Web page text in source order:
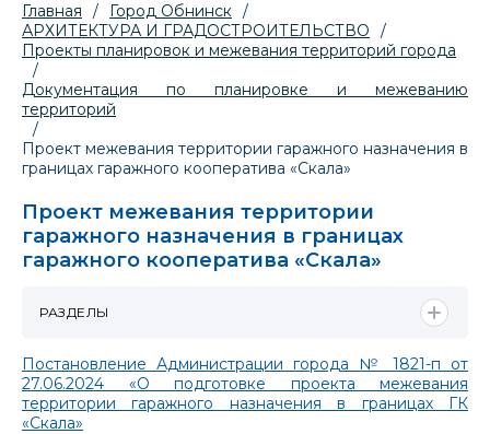
Главная / Город Обнинск /
АРХИТЕКТУРА И ГРАДОСТРОИТЕЛЬСТВО
/
Проекты планировок и межевания территорий города
/
Документация по планировке и межеванию
территорий
/
Проект межевания территории гаражного назначения в
границах гаражного кооператива «Скала»
Проект межевания территории
гаражного назначения в границах
гаражного кооператива «Скала»
Постановление Администрации города № 1821-п от
27.06.2024 «О подготовке проекта межевания
территории гаражного назначения в границах ГК
«Скала»
РАЗДЕЛЫ